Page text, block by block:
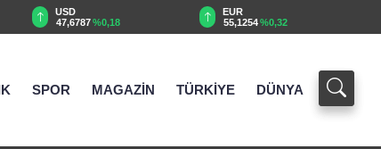
55,1254 %0,32
64,3468%0,38
SPOR MAGAZİN TÜRKİYE DÜNYA